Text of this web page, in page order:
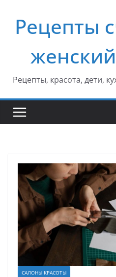
содержимому
Рецепты
Рецепты, красота, дети,
САЛОНЫ КРАСОТЫ